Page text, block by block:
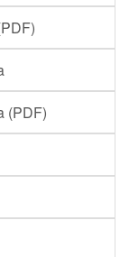
(PDF)